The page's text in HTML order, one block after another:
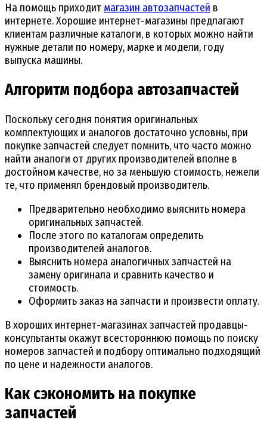
На помощь приходит магазин автозапчастей в
интернете. Хорошие интернет-магазины предлагают
клиентам различные каталоги, в которых можно найти
нужные детали по номеру, марке и модели, году
выпуска машины.
Алгоритм подбора автозапчастей
Поскольку сегодня понятия оригинальных
комплектующих и аналогов достаточно условны, при
покупке запчастей следует помнить, что часто можно
найти аналоги от других производителей вполне в
достойном качестве, но за меньшую стоимость, нежели
те, что применял брендовый производитель.
Предварительно необходимо выяснить номера
оригинальных запчастей.
После этого по каталогам определить
производителей аналогов.
Выяснить номера аналогичных запчастей на
замену оригинала и сравнить качество и
стоимость.
Оформить заказ на запчасти и произвести оплату.
В хороших интернет-магазинах запчастей продавцы-
консультанты окажут всестороннюю помощь по поиску
номеров запчастей и подбору оптимально подходящий
по цене и надежности аналогов.
Как сэкономить на покупке
запчастей